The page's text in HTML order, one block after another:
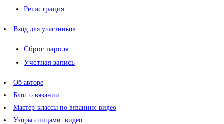
Регистрация
Вход для участников
Сброс пароля
Учетная запись
Об авторе
Блог о вязании
Мастер-классы по вязанию: видео
Узоры спицами: видео